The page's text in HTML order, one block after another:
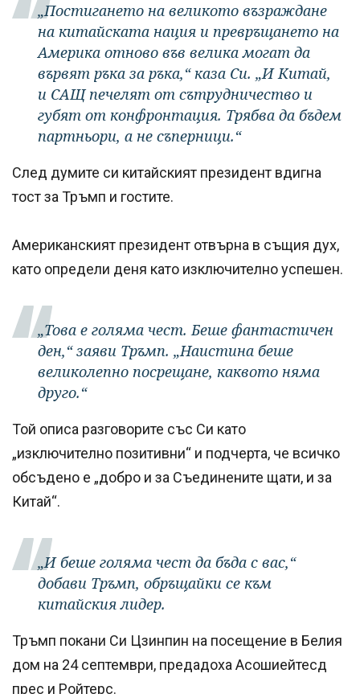
„Постигането на великото възраждане
на китайската нация и превръщането на
Америка отново във велика могат да
вървят ръка за ръка,“ каза Си. „И Китай,
и САЩ печелят от сътрудничество и
губят от конфронтация. Трябва да бъдем
партньори, а не съперници.“
След думите си китайският президент вдигна
тост за Тръмп и гостите.
Американският президент отвърна в същия дух,
като определи деня като изключително успешен.
„Това е голяма чест. Беше фантастичен
ден,“ заяви Тръмп. „Наистина беше
великолепно посрещане, каквото няма
друго.“
Той описа разговорите със Си като
„изключително позитивни“ и подчерта, че всичко
обсъдено е „добро и за Съединените щати, и за
Китай“.
„И беше голяма чест да бъда с вас,“
добави Тръмп, обръщайки се към
китайския лидер.
Тръмп покани Си Цзинпин на посещение в Белия
дом на 24 септември, предадоха Асошиейтесд
прес и Ройтерс.